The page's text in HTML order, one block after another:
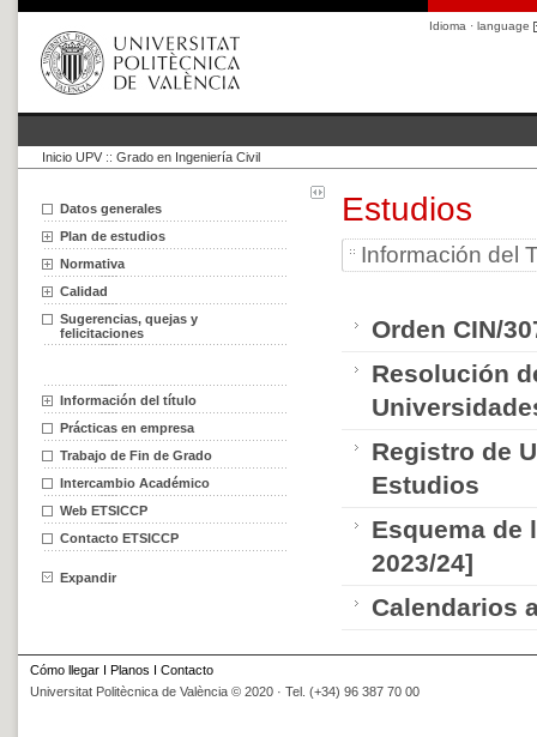
Idioma · language
Inicio UPV :: Grado en Ingeniería Civil
Datos generales
Plan de estudios
Normativa
Calidad
Sugerencias, quejas y
felicitaciones
Información del título
Prácticas en empresa
Trabajo de Fin de Grado
Intercambio Académico
Web ETSICCP
Contacto ETSICCP
Expandir
Estudios
Información del
Orden CIN/
Resolución
Registro de
Estudios
Esquema de
2023/24]
Calendarios
Cómo llegar I Planos I Contacto
Universitat Politècnica de València © 2020 · Tel. (+34) 96 387 70 00